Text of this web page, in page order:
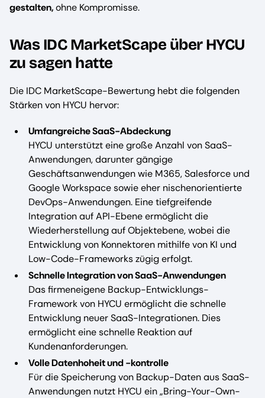
gestalten,ohne Kompromisse.
Was IDC MarketScape über HYCU
zu sagen hatte
Die IDC MarketScape-Bewertung hebt die folgenden
Stärken von HYCU hervor:
Umfangreiche SaaS-Abdeckung
HYCU unterstützt eine große Anzahl von SaaS-
Anwendungen, darunter gängige
Geschäftsanwendungen wie M365, Salesforce und
Google Workspace sowie eher nischenorientierte
DevOps-Anwendungen. Eine tiefgreifende
Integration auf API-Ebene ermöglicht die
Wiederherstellung auf Objektebene, wobei die
Entwicklung von Konnektoren mithilfe von KI und
Low-Code-Frameworks zügig erfolgt.
Schnelle Integration von SaaS-Anwendungen
Das firmeneigene Backup-Entwicklungs-
Framework von HYCU ermöglicht die schnelle
Entwicklung neuer SaaS-Integrationen. Dies
ermöglicht eine schnelle Reaktion auf
Kundenanforderungen.
Volle Datenhoheit und -kontrolle
Für die Speicherung von Backup-Daten aus SaaS-
Anwendungen nutzt HYCU ein „Bring-Your-Own-